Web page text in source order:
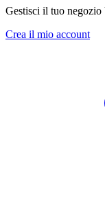
Gestisci il tuo negozio
Crea il mio account